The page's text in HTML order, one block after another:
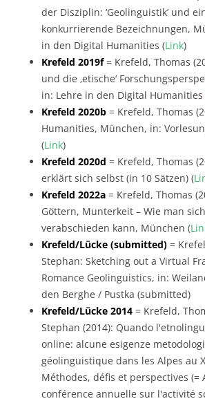
der Disziplin: ‘Geolinguistik’ und
konkurrierende Bezeichnungen,
in den Digital Humanities (Link)
Krefeld 2019f= Krefeld, Thomas
und die ‚etische‘
in: Lehre in den Digital Humanities
Krefeld 2020b = Krefeld, Thomas
Humanities, München, in:
(Link)
Krefeld 2020d = Krefeld, Thomas
erklärt sich selbst (in 10 Sätzen) (
Krefeld 2022a = Krefeld, Thomas
Göttern, Munterkeit – Wie man
verabschieden kann, München (
Krefeld/Lücke (submitted) =
Stephan: Sketching out a Virtual
Romance Geolinguistics, in:
den Berghe / Pustka (submitted)
Krefeld/Lücke 2014 = Krefeld,
Stephan (2014): Quando
online: alcune esigenze
géolinguistique dans les Alpes au
Méthodes, défis et perspectives (=
conférence annuelle sur l'activité